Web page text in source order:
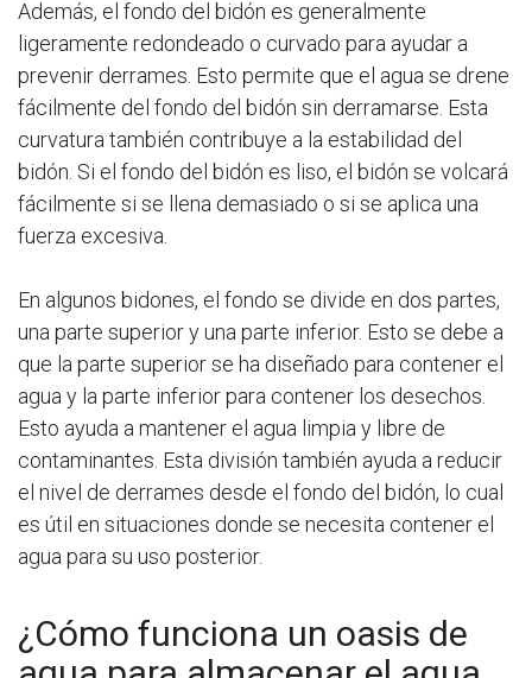
Además, el fondo del bidón es generalmente
ligeramente redondeado o curvado para ayudar a
prevenir derrames. Esto permite que el agua se drene
fácilmente del fondo del bidón sin derramarse. Esta
curvatura también contribuye a la estabilidad del
bidón. Si el fondo del bidón es liso, el bidón se volcará
fácilmente si se llena demasiado o si se aplica una
fuerza excesiva.
En algunos bidones, el fondo se divide en dos partes,
una parte superior y una parte inferior. Esto se debe a
que la parte superior se ha diseñado para contener el
agua y la parte inferior para contener los desechos.
Esto ayuda a mantener el agua limpia y libre de
contaminantes. Esta división también ayuda a reducir
el nivel de derrames desde el fondo del bidón, lo cual
es útil en situaciones donde se necesita contener el
agua para su uso posterior.
¿Cómo funciona un oasis de